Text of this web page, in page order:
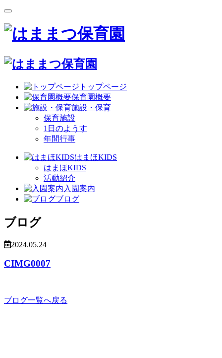
トップページ
保育園概要
施設・保育
保育施設
1日のようす
年間行事
はまほKIDS
はまほKIDS
活動紹介
入園案内
ブログ
ブログ
2024.05.24
CIMG0007
ブログ一覧へ戻る